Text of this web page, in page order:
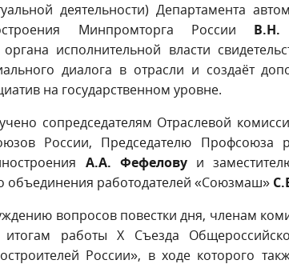
деятельности) Департамента
Минпромторга России В.Н.
органа исполнительной власти
диалога в отрасли и создаёт
на государственном уровне.
сопредседателям Отраслевой
России, Председателю Профсоюза
А.А. Фефеловуи
объединения работодателей «Союзмаш»
вопросов повестки дня, членам
работы X Съезда
России», в ходе которого